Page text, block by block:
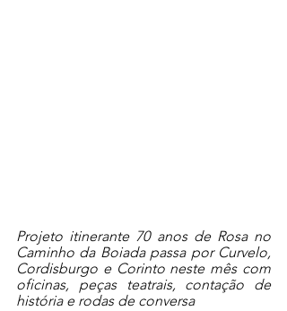
Projeto itinerante 70 anos de Rosa no
Caminho da Boiada passa por Curvelo,
Cordisburgo e Corinto neste mês com
oficinas, peças teatrais, contação de
história e rodas de conversa